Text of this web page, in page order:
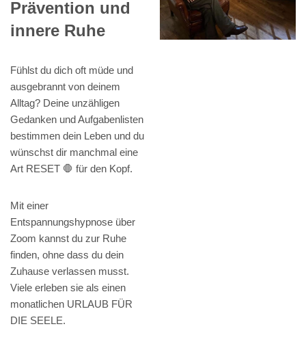
Prävention und
innere Ruhe
Fühlst du dich oft müde und
ausgebrannt von deinem
Alltag? Deine unzähligen
Gedanken und Aufgabenlisten
bestimmen dein Leben und du
wünschst dir manchmal eine
Art RESET 🛑 für den Kopf.
Mit einer
Entspannungshypnose über
Zoom kannst du zur Ruhe
finden, ohne dass du dein
Zuhause verlassen musst.
Viele erleben sie als einen
monatlichen URLAUB FÜR
DIE SEELE.